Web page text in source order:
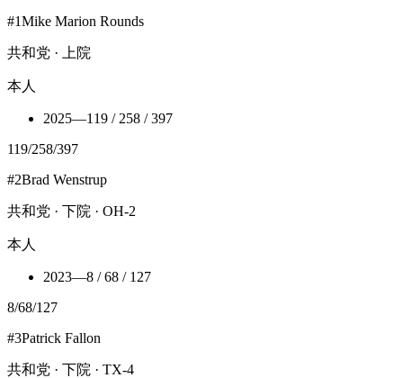
#1Mike Marion Rounds
共和党 · 上院
本人
2025—119 / 258 / 397
119/258/397
#2Brad Wenstrup
共和党 · 下院 · OH-2
本人
2023—8 / 68 / 127
8/68/127
#3Patrick Fallon
共和党 · 下院 · TX-4